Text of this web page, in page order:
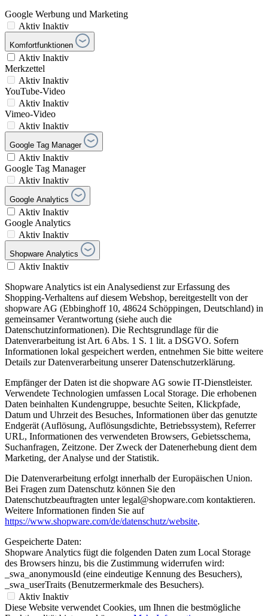
Google Werbung und Marketing
Aktiv Inaktiv
Komfortfunktionen
Aktiv Inaktiv
Merkzettel
Aktiv Inaktiv
YouTube-Video
Aktiv Inaktiv
Vimeo-Video
Aktiv Inaktiv
Google Tag Manager
Aktiv Inaktiv
Google Tag Manager
Aktiv Inaktiv
Google Analytics
Aktiv Inaktiv
Google Analytics
Aktiv Inaktiv
Shopware Analytics
Aktiv Inaktiv
Shopware Analytics ist ein Analysedienst zur Erfassung des
Shopping-Verhaltens auf diesem Webshop, bereitgestellt von der
shopware AG (Ebbinghoff 10, 48624 Schöppingen, Deutschland) in
gemeinsamer Verantwortung (siehe auch die
Datenschutzinformationen). Die Rechtsgrundlage für die
Datenverarbeitung ist Art. 6 Abs. 1 S. 1 lit. a DSGVO. Sofern
Informationen lokal gespeichert werden, entnehmen Sie bitte weitere
Details zur Datenverarbeitung unserer Datenschutzerklärung.
Empfänger der Daten ist die shopware AG sowie IT-Dienstleister.
Verwendete Technologien umfassen Local Storage. Die erhobenen
Daten beinhalten Kundengruppe, besuchte Seiten, Klickpfade,
Datum und Uhrzeit des Besuches, Informationen über das genutzte
Endgerät (Auflösung, Auflösungsdichte, Betriebssystem), Referrer
URL, Informationen des verwendeten Browsers, Gebietsschema,
Suchanfragen, Zeitzone. Der Zweck der Datenerhebung dient dem
Marketing, der Analyse und der Statistik.
Die Datenverarbeitung erfolgt innerhalb der Europäischen Union.
Bei Fragen zum Datenschutz können Sie den
Datenschutzbeauftragten unter legal@shopware.com kontaktieren.
Weitere Informationen finden Sie auf
https://www.shopware.com/de/datenschutz/website.
Gespeicherte Daten:
Shopware Analytics fügt die folgenden Daten zum Local Storage
des Browsers hinzu, bis die Zustimmung widerrufen wird:
_swa_anonymousId (eine eindeutige Kennung des Besuchers),
_swa_userTraits (Benutzermerkmale des Besuchers).
Aktiv Inaktiv
Diese Website verwendet Cookies, um Ihnen die bestmögliche